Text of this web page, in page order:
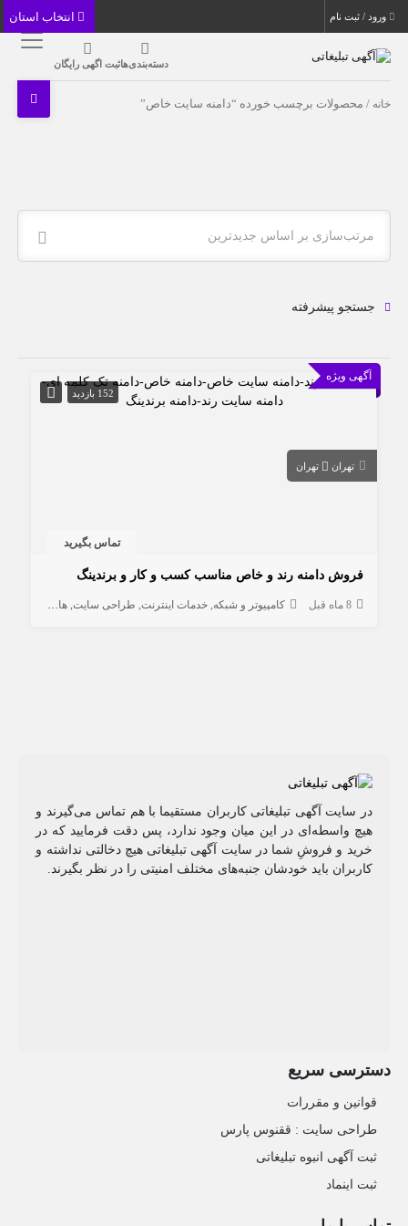
ورود / ثبت نام
دسته‌بندی‌هاثبت اگهی رایگان
خانه / محصولات برچسب خورده “دامنه سایت خاص”
مرتب‌سازی بر اساس جدیدترین
جستجو پیشرفته
آگهی ویژه
152 بازدید
تهران تهران
تماس بگیرید
فروش دامنه رند و خاص مناسب کسب و کار و برندینگ
8 ماه قبل کامپیوتر و شبکه خدمات اینترنت طراحی سایت هاستینگ و دامنه
در سایت آگهی تبلیغاتی کاربران مستقیما با هم تماس می‌گیرند و
هیچ واسطه‌ای در این میان وجود ندارد، پس دقت فرمایید که در
خرید و فروشِ شما در سایت آگهی تبلیغاتی هیچ دخالتی نداشته و
کاربران باید خودشان جنبه‌های مختلف امنیتی را در نظر بگیرند.
دسترسی سریع
قوانین و مقررات
طراحی سایت : ققنوس پارس
ثبت آگهی انبوه تبلیغاتی
ثبت اینماد